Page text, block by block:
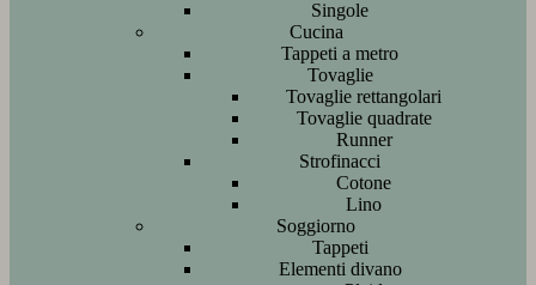
Singole
Cucina
Tappeti a metro
Tovaglie
Tovaglie rettangolari
Tovaglie quadrate
Runner
Strofinacci
Cotone
Lino
Soggiorno
Tappeti
Elementi divano